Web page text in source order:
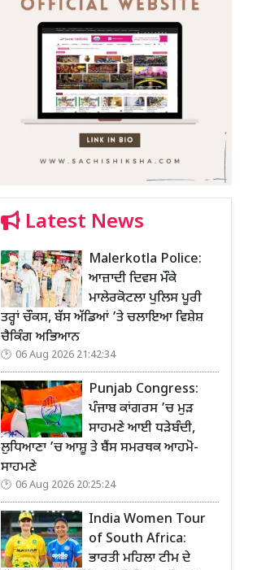
Latest News
Malerkotla Police:
ਆਜ਼ਾਦੀ ਦਿਵਸ ਮੌਕੇ
ਮਾਲੇਰਕੋਟਲਾ ਪੁਲਿਸ ਪੂਰੀ
ਤਰ੍ਹਾਂ ਚੌਕਸ, ਬੱਸ ਅੱਡਿਆਂ ’ਤੇ ਚਲਾਇਆ ਵਿਸ਼ੇਸ਼
ਚੈਕਿੰਗ ਅਭਿਆਨ
06 Aug 2026 21:42:34
Punjab Congress:
ਪੰਜਾਬ ਕਾਂਗਰਸ ’ਚ ਮੁੜ
ਸਾਹਮਣੇ ਆਈ ਧੜੇਬੰਦੀ,
ਲੁਧਿਆਣਾ ’ਚ ਆਸ਼ੂ ਤੇ ਬੈਂਸ ਸਮਰਥਕ ਆਹਮੋ-
ਸਾਹਮਣੇ
06 Aug 2026 20:25:24
India Women Tour
of South Africa:
ਭਾਰਤੀ ਮਹਿਲਾ ਟੀਮ ਦੇ